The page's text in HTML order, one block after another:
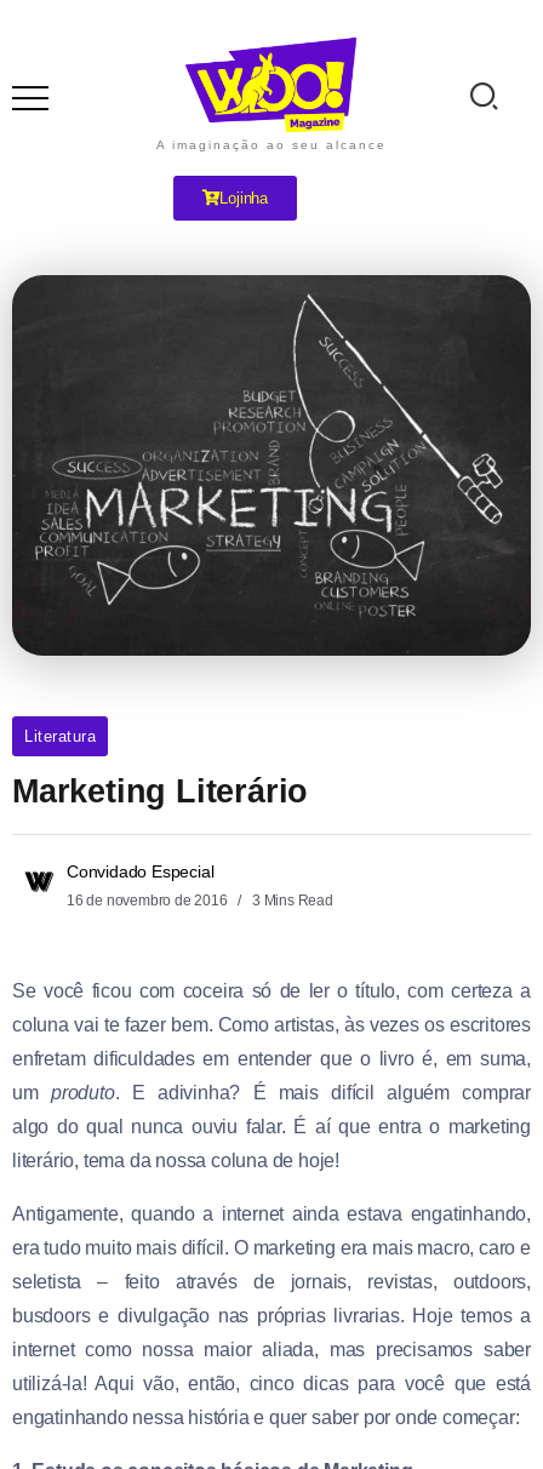
A imaginação ao seu alcance
Lojinha
Literatura
Marketing Literário
Convidado Especial
16 de novembro de 2016 3 Mins Read
Se você ficou com coceira só de ler o título, com certeza a
coluna vai te fazer bem. Como artistas, às vezes os escritores
enfretam dificuldades em entender que o livro é, em suma,
um produto. E adivinha? É mais difícil alguém comprar
algo do qual nunca ouviu falar. É aí que entra o marketing
literário, tema da nossa coluna de hoje!
Antigamente, quando a internet ainda estava engatinhando,
era tudo muito mais difícil. O marketing era mais macro, caro e
seletista – feito através de jornais, revistas, outdoors,
busdoors e divulgação nas próprias livrarias. Hoje temos a
internet como nossa maior aliada, mas precisamos saber
utilizá-la! Aqui vão, então, cinco dicas para você que está
engatinhando nessa história e quer saber por onde começar: